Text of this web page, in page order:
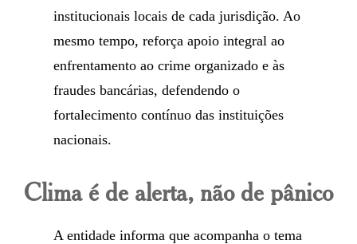
institucionais locais de cada jurisdição. Ao
mesmo tempo, reforça apoio integral ao
enfrentamento ao crime organizado e às
fraudes bancárias, defendendo o
fortalecimento contínuo das instituições
nacionais.
Clima é de alerta, não de pânico
A entidade informa que acompanha o tema